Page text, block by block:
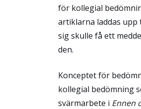
för kollegial
artiklarna laddas upp
sig skulle få ett
den.
Konceptet för
kollegial bedömning
svärmarbete i Ennen